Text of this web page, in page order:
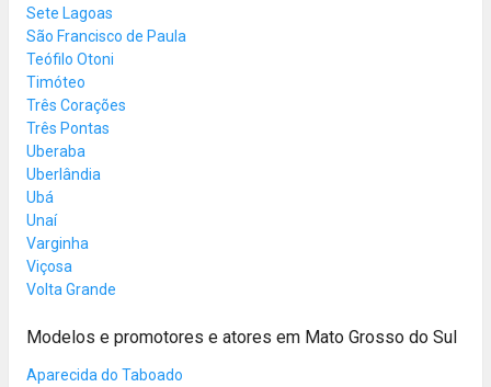
Sete Lagoas
São Francisco de Paula
Teófilo Otoni
Timóteo
Três Corações
Três Pontas
Uberaba
Uberlândia
Ubá
Unaí
Varginha
Viçosa
Volta Grande
Modelos e promotores e atores em Mato Grosso do Sul
Aparecida do Taboado